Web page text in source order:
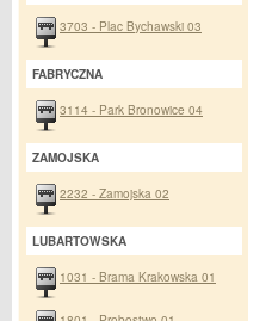
3703 - Plac Bychawski 03
FABRYCZNA
3114 - Park Bronowice 04
ZAMOJSKA
2232 - Zamojska 02
LUBARTOWSKA
1031 - Brama Krakowska 01